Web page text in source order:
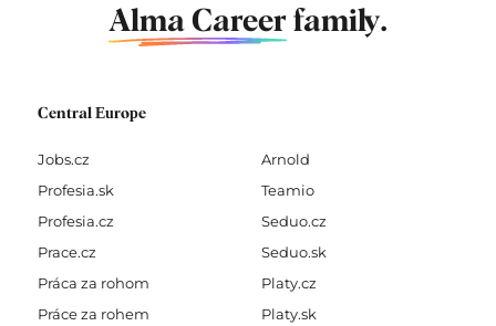
Alma Career family.
Central Europe
Jobs.cz
Profesia.sk
Profesia.cz
Prace.cz
Práca za rohom
Práce za rohem
Arnold
Teamio
Seduo.cz
Seduo.sk
Platy.cz
Platy.sk